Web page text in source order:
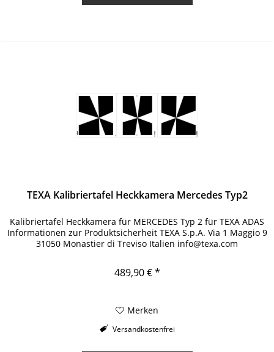
TEXA Kalibriertafel Heckkamera Mercedes Typ2
Kalibriertafel Heckkamera für MERCEDES Typ 2 für TEXA ADAS
Informationen zur Produktsicherheit TEXA S.p.A. Via 1 Maggio 9
31050 Monastier di Treviso Italien info@texa.com
489,90 € *
Merken
Versandkostenfrei